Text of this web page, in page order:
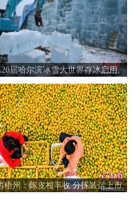
届哈尔滨冰雪大世界存冰启用
梧州：陈皮柑丰收 分拣装运上市